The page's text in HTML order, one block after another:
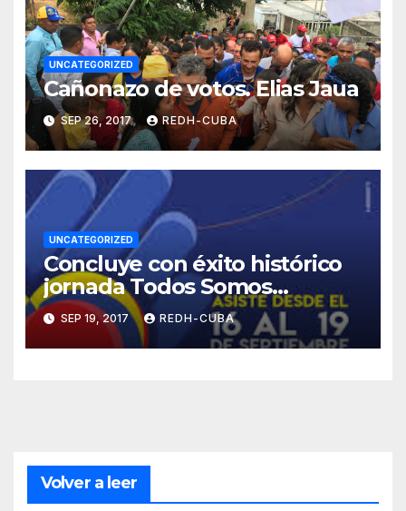
UNCATEGORIZED
Cañonazo de votos. Elias Jaua
SEP 26, 2017 REDH-CUBA
UNCATEGORIZED
Concluye con éxito histórico
jornada Todos Somos
Venezuela
SEP 19, 2017 REDH-CUBA
Volver a leer